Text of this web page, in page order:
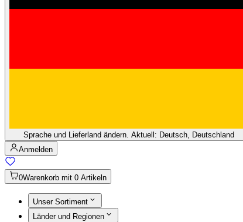
Sprache und Lieferland ändern. Aktuell: Deutsch, Deutschland
Anmelden
0Warenkorb mit 0 Artikeln
Unser Sortiment
Länder und Regionen